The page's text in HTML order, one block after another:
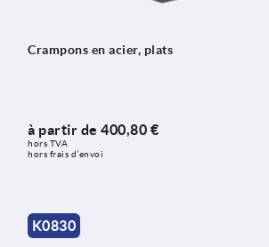
Crampons en acier, plats
à partir de 400,80 €
hors TVA
hors frais d’envoi
K0830